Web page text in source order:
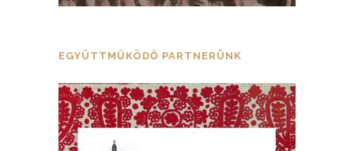
EGYÜTTMŰKÖDŐ PARTNERÜNK